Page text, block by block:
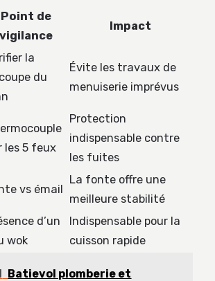
Point de
vigilance
Impact
la
du
Évite les travaux de
menuiserie imprévus
les 5 feux
Protection
indispensable contre
les fuites
vs émail
La fonte offre une
meilleure stabilité
d’un
wok
Indispensable pour la
cuisson rapide
Batievol plomberie et